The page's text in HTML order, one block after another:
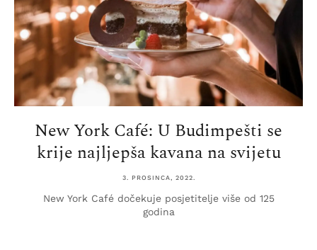
New York Café: U Budimpešti se
krije najljepša kavana na svijetu
3. PROSINCA, 2022.
New York Café dočekuje posjetitelje više od 125
godina